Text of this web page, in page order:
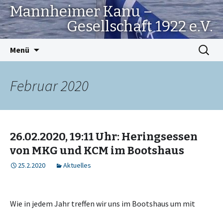
Mannheimer Kanu –
Gesellschaft 1922 e.V.
Menü
Suchen
nach:
Februar 2020
26.02.2020, 19:11 Uhr: Heringsessen
von MKG und KCM im Bootshaus
25.2.2020 Aktuelles
Wie in jedem Jahr treffen wir uns im Bootshaus um mit